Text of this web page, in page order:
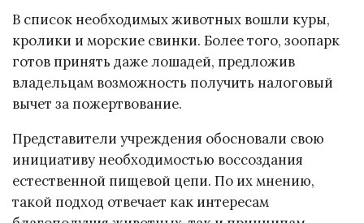
В список необходимых животных вошли куры,
кролики и морские свинки. Более того, зоопарк
готов принять даже лошадей, предложив
владельцам возможность получить налоговый
вычет за пожертвование.
Представители учреждения обосновали свою
инициативу необходимостью воссоздания
естественной пищевой цепи. По их мнению,
такой подход отвечает как интересам